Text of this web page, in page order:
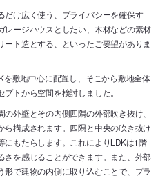
だけ広く使う、プライバシーを確保す
レージハウスとしたい、木材などの素材
ート造とする、といったご要望がありま
を敷地中心に配置し、そこから敷地全体
トから空間を検討しました。
外壁とその内側四隅の外部吹き抜け、
ら構成されます。四隅と中央の吹き抜け
にもたらします。これによりLDKは1階
さを感じることができます。また、外部
形で建物の内側に取り込むことで、プラ